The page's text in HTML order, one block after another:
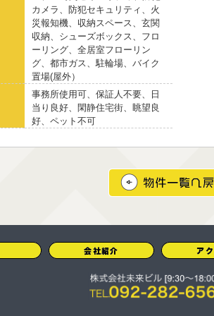
カメラ、防犯セキュリティ、火
災報知機、収納スペース、玄関
収納、シューズボックス、フロ
ーリング、全居室フローリン
グ、都市ガス、駐輪場、バイク
置場(屋外）
事務所使用可、保証人不要、日
当り良好、閑静住宅街、眺望良
好、ペット不可